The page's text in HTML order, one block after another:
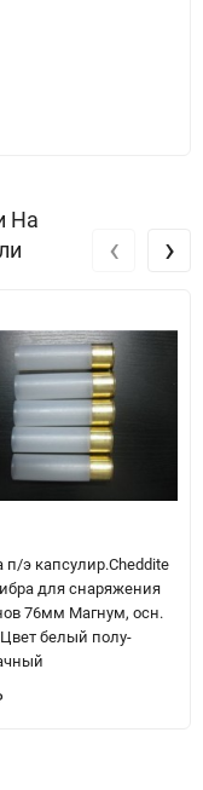
На
п/э капсулир.Сheddite
для снаряжения
76мм Магнум, осн.
белый полу-
‹ ›